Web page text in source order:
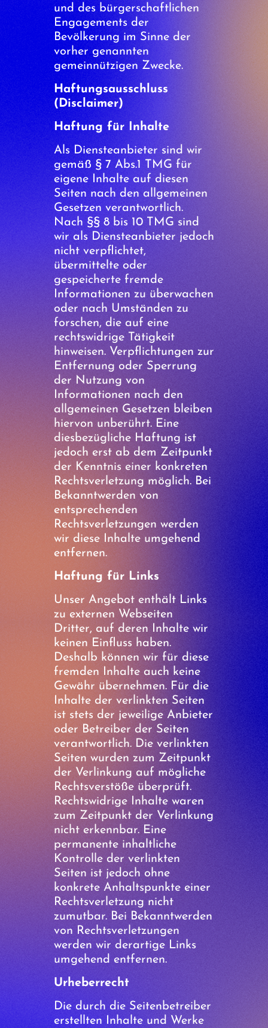
und des bürgerschaftlichen
Engagements der
Bevölkerung im Sinne der
vorher genannten
gemeinnützigen Zwecke.
Haftungsausschluss
(Disclaimer)
Haftung für Inhalte
Als Diensteanbieter sind wir
gemäß § 7 Abs.1 TMG für
eigene Inhalte auf diesen
Seiten nach den allgemeinen
Gesetzen verantwortlich.
Nach §§ 8 bis 10 TMG sind
wir als Diensteanbieter jedoch
nicht verpflichtet,
übermittelte oder
gespeicherte fremde
Informationen zu überwachen
oder nach Umständen zu
forschen, die auf eine
rechtswidrige Tätigkeit
hinweisen. Verpflichtungen zur
Entfernung oder Sperrung
der Nutzung von
Informationen nach den
allgemeinen Gesetzen bleiben
hiervon unberührt. Eine
diesbezügliche Haftung ist
jedoch erst ab dem Zeitpunkt
der Kenntnis einer konkreten
Rechtsverletzung möglich. Bei
Bekanntwerden von
entsprechenden
Rechtsverletzungen werden
wir diese Inhalte umgehend
entfernen.
Haftung für Links
Unser Angebot enthält Links
zu externen Webseiten
Dritter, auf deren Inhalte wir
keinen Einfluss haben.
Deshalb können wir für diese
fremden Inhalte auch keine
Gewähr übernehmen. Für die
Inhalte der verlinkten Seiten
ist stets der jeweilige Anbieter
oder Betreiber der Seiten
verantwortlich. Die verlinkten
Seiten wurden zum Zeitpunkt
der Verlinkung auf mögliche
Rechtsverstöße überprüft.
Rechtswidrige Inhalte waren
zum Zeitpunkt der Verlinkung
nicht erkennbar. Eine
permanente inhaltliche
Kontrolle der verlinkten
Seiten ist jedoch ohne
konkrete Anhaltspunkte einer
Rechtsverletzung nicht
zumutbar. Bei Bekanntwerden
von Rechtsverletzungen
werden wir derartige Links
umgehend entfernen.
Urheberrecht
Die durch die Seitenbetreiber
erstellten Inhalte und Werke